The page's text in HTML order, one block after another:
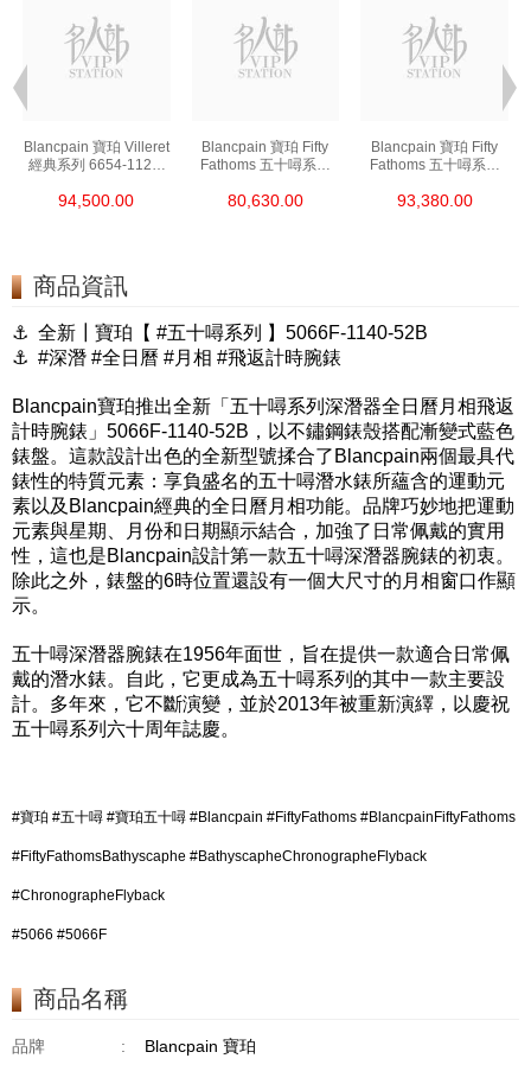
Blancpain 寶珀 Villeret
經典系列 6654-1127-
94,500.00
Blancpain 寶珀 Fifty
Fathoms 五十噚系列
80,630.00
Blancpain 寶珀 Fifty
Fathoms 五十噚系列
93,380.00
商品資訊
⚓ 全新┃寶珀【 #五十噚系列 】5066F-1140-52B
⚓ #深潛 #全日曆 #月相 #飛返計時腕錶
Blancpain寶珀推出全新「五十噚系列深潛器全日曆月相飛返
計時腕錶」5066F-1140-52B，以不鏽鋼錶殼搭配漸變式藍色
錶盤。這款設計出色的全新型號揉合了Blancpain兩個最具代
錶性的特質元素：享負盛名的五十噚潛水錶所蘊含的運動元
素以及Blancpain經典的全日曆月相功能。品牌巧妙地把運動
元素與星期、月份和日期顯示結合，加強了日常佩戴的實用
性，這也是Blancpain設計第一款五十噚深潛器腕錶的初衷。
除此之外，錶盤的6時位置還設有一個大尺寸的月相窗口作顯
示。
五十噚深潛器腕錶在1956年面世，旨在提供一款適合日常佩
戴的潛水錶。自此，它更成為五十噚系列的其中一款主要設
計。多年來，它不斷演變，並於2013年被重新演繹，以慶祝
五十噚系列六十周年誌慶。
#寶珀 #五十噚 #寶珀五十噚 #Blancpain #FiftyFathoms #BlancpainFiftyFathoms
#FiftyFathomsBathyscaphe #BathyscapheChronographeFlyback
#ChronographeFlyback
#5066 #5066F
商品名稱
品牌 : Blancpain 寶珀